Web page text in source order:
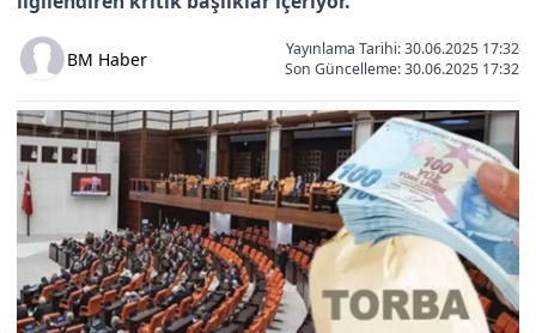
BM Haber
Yayınlama Tarihi: 30.06.2025 17:32
Son Güncelleme:30.06.2025 17:32